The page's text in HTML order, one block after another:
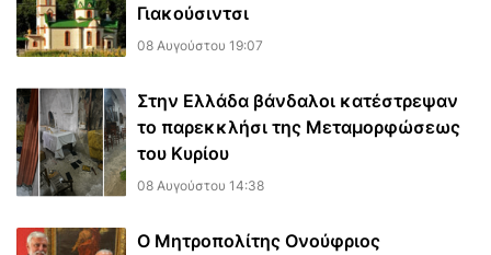
Γιακούσιντσι
08 Αυγούστου 19:07
Στην Ελλάδα βάνδαλοι κατέστρεψαν
το παρεκκλήσι της Μεταμορφώσεως
του Κυρίου
08 Αυγούστου 14:38
Ο Μητροπολίτης Ονούφριος